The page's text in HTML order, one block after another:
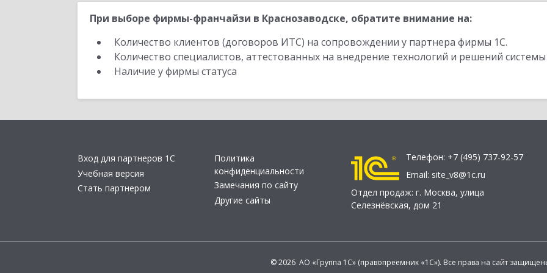
При выборе фирмы-франчайзи в Краснозаводске, обратите внимание на:
Количество клиентов (договоров ИТС) на сопровождении у партнера фирмы 1С.
Количество специалистов, аттестованных на внедрение технологий и решений
Наличие у фирмы статуса
Вход для партнеров 1С
Учебная версия
Стать партнером
Политика
конфиденциальности
Замечания по сайту
Другие сайты
Телефон: +7 (495) 737-92-57
Email: site_v8@1c.ru
Отдел продаж: г. Москва, улица
Селезнёвская, дом 21
© 2026 АО «Группа 1С» (правопреемник «1С»). Все права на сайт